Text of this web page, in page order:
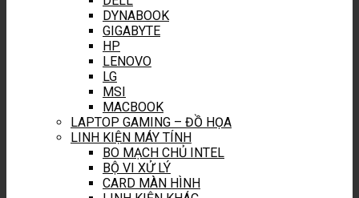
DYNABOOK
GIGABYTE
HP
LENOVO
LG
MSI
MACBOOK
LAPTOP GAMING – ĐỒ HỌA
LINH KIỆN MÁY TÍNH
BO MẠCH CHỦ INTEL
BỘ VI XỬ LÝ
CARD MÀN HÌNH